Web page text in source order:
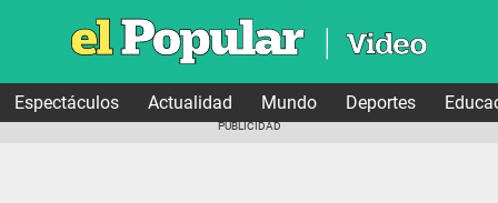
Espectáculos Actualidad Mundo Deportes